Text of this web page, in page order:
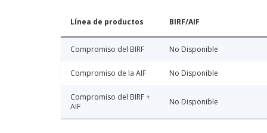
Línea de productos BIRF/AIF
Compromiso del BIRF No Disponible
Compromiso de la AIF No Disponible
Compromiso del BIRF +
AIF
No Disponible